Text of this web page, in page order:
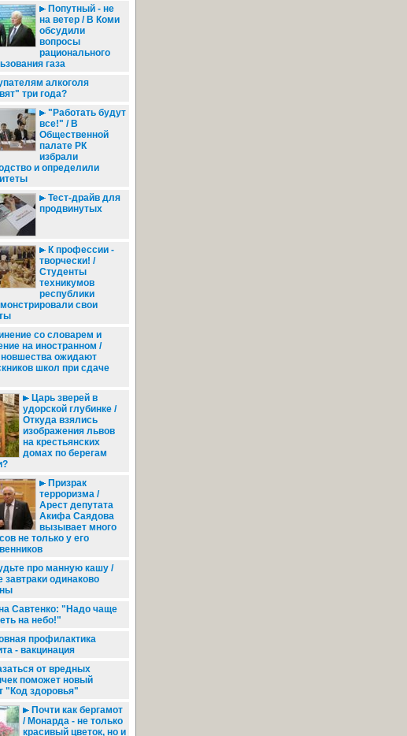
Попутный - не
на ветер / В Коми
обсудили
вопросы
рационального
газа
алкоголя
три года?
"Работать будут
все!" / В
Общественной
палате РК
избрали
и определили
Тест-драйв для
продвинутых
К профессии -
творчески! /
Студенты
техникумов
республики
свои
со словарем и
на иностранном /
новшества ожидают
школ при сдаче
Царь зверей в
удорской глубинке /
Откуда взялись
изображения львов
на крестьянских
домах по берегам
Призрак
терроризма /
Арест депутата
Акифа Саядова
вызывает много
не только у его
про манную кашу /
завтраки одинаково
Савтенко: "Надо чаще
на небо!"
профилактика
- вакцинация
от вредных
поможет новый
"Код здоровья"
Почти как бергамот
/ Монарда - не только
красивый цветок, но и